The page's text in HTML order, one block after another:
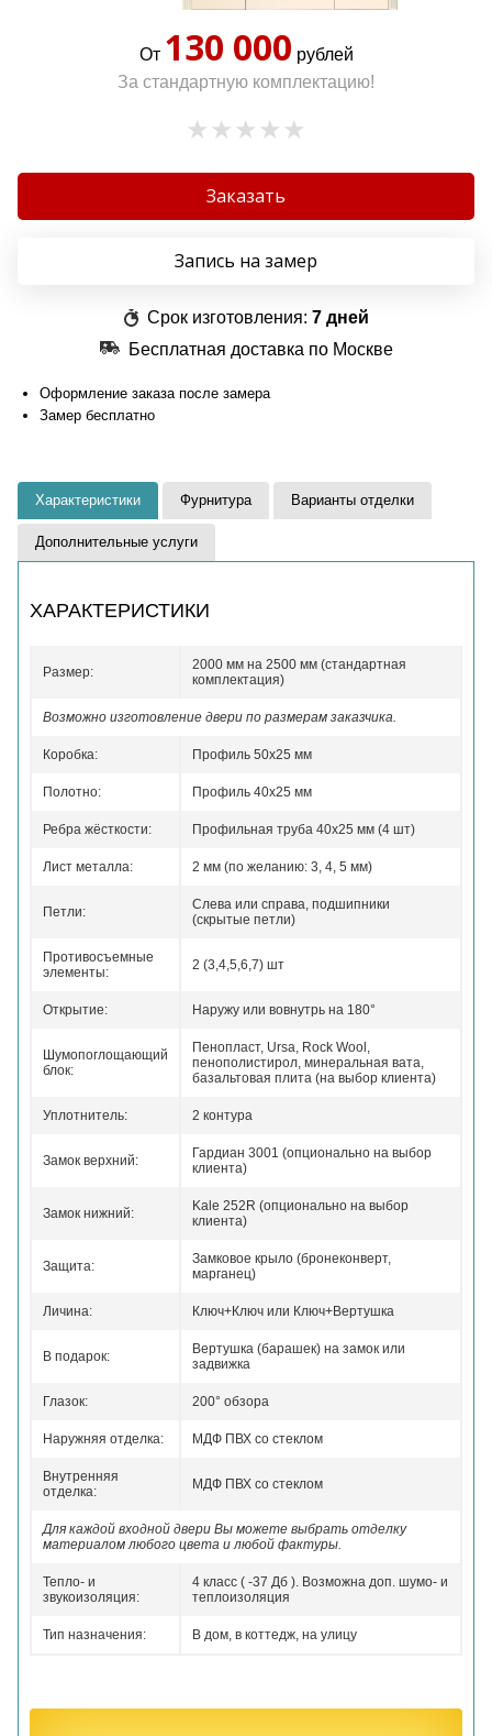
От 130 000 рублей
За стандартную комплектацию!
Заказать
Запись на замер
Срок изготовления: 7 дней
Бесплатная доставка по Москве
Оформление заказа после замера
Замер бесплатно
Характеристики Фурнитура Варианты отделки
Дополнительные услуги
ХАРАКТЕРИСТИКИ
Размер:
2000 мм на 2500 мм (стандартная
комплектация)
Возможно изготовление двери по размерам заказчика.
Коробка: Профиль 50x25 мм
Полотно: Профиль 40x25 мм
Ребра жёсткости: Профильная труба 40х25 мм (4 шт)
Лист металла: 2 мм (по желанию: 3, 4, 5 мм)
Петли:
Слева или справа, подшипники
(скрытые петли)
Противосъемные
элементы:
2 (3,4,5,6,7) шт
Открытие: Наружу или вовнутрь на 180°
Шумопоглощающий
блок:
Пенопласт, Ursa, Rock Wool,
пенополистирол, минеральная вата,
базальтовая плита (на выбор клиента)
Уплотнитель: 2 контура
Замок верхний:
Гардиан 3001 (опционально на выбор
клиента)
Замок нижний:
Kale 252R (опционально на выбор
клиента)
Защита:
Замковое крыло (бронеконверт,
марганец)
Личина: Ключ+Ключ или Ключ+Вертушка
В подарок:
Вертушка (барашек) на замок или
задвижка
Глазок: 200° обзора
Наружняя отделка: МДФ ПВХ со стеклом
Внутренняя
отделка:
МДФ ПВХ со стеклом
Для каждой входной двери Вы можете выбрать отделку
материалом любого цвета и любой фактуры.
Тепло- и
звукоизоляция:
4 класс ( -37 Дб ). Возможна доп. шумо- и
теплоизоляция
Тип назначения: В дом, в коттедж, на улицу